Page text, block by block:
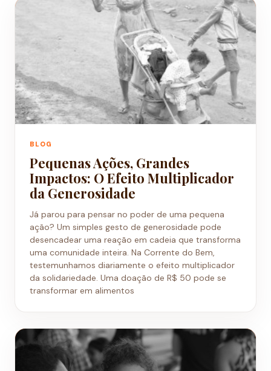
BLOG
Pequenas Ações, Grandes
Impactos: O Efeito Multiplicador
da Generosidade
Já parou para pensar no poder de uma pequena
ação? Um simples gesto de generosidade pode
desencadear uma reação em cadeia que transforma
uma comunidade inteira. Na Corrente do Bem,
testemunhamos diariamente o efeito multiplicador
da solidariedade. Uma doação de R$ 50 pode se
transformar em alimentos